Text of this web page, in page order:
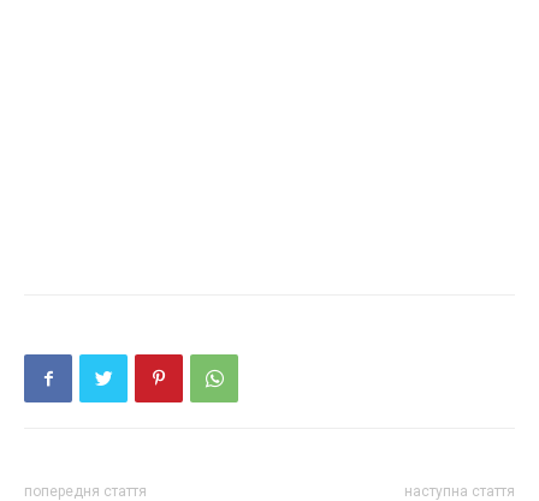
попередня стаття наступна стаття